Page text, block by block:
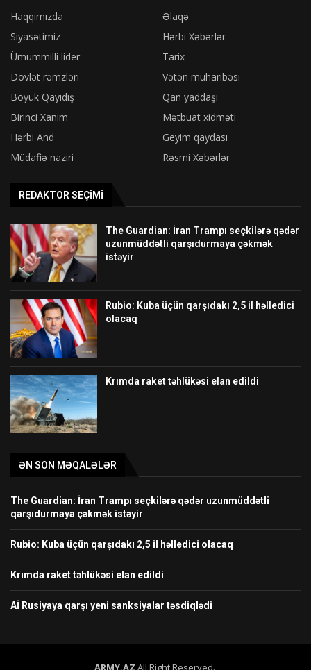
Haqqımızda
Əlaqə
Siyasətimiz
Hərbi Xəbərlər
Ümummilli lider
Tarix
Dövlət rəmzləri
Vətən müharibəsi
Böyük Qayıdış
Qan yaddaşı
Birinci Xanım
Mətbuat xidməti
Hərbi And
Geyim qaydası
Müdafiə naziri
Rəsmi Xəbərlər
REDAKTOR SEÇIMI
The Guardian: İran Trampı seçkilərə qədər
uzunmüddətli qarşıdurmaya çəkmək
istəyir
Rubio: Kuba üçün qarşıdakı 2,5 il həlledici
olacaq
Krımda raket təhlükəsi elan edildi
ƏN SON MƏQALƏLƏR
The Guardian: İran Trampı seçkilərə qədər uzunmüddətli
qarşıdurmaya çəkmək istəyir
Rubio: Kuba üçün qarşıdakı 2,5 il həlledici olacaq
Krımda raket təhlükəsi elan edildi
Aİ Rusiyaya qarşı yeni sanksiyalar təsdiqlədi